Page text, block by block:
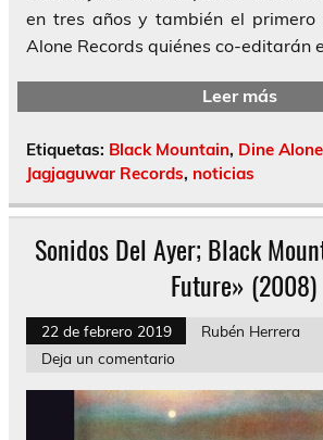
en tres años y también el primero
Alone Records quiénes co-editarán
Leer más
Etiquetas: Black Mountain, Dine
Jagjaguwar Records, noticias
Sonidos Del Ayer; Black
Future» (2008)
22 de febrero 2019
Rubén Herrera
Deja un comentario